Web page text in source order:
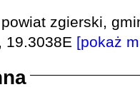
zgierski,
19.3038E [pokaż